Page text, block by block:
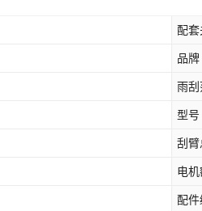
配套
品牌
雨刮
型号
刮
电
配件